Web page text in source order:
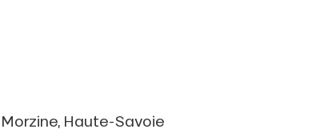
Haute-Savoie